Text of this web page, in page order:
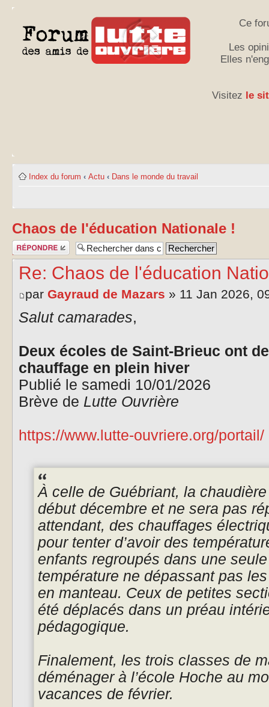
Ce
Les
Elles
Visitez le
Index du forum ‹ Actu ‹ Dans le monde du travail
Chaos de l'éducation Nationale !
Publier une
réponse
Re: Chaos de l'éducation
par Gayraud de Mazars » 11 Jan 2026,
Salut camarades,
Deux écoles de Saint-Brieuc ont
chauffage en plein hiver
Publié le samedi 10/01/2026
Brève de Lutte Ouvrière
https://www.lutte-ouvriere.org/
À celle de Guébriant, la
début décembre et ne sera pas
attendant, des chauffages
pour tenter d’avoir des
enfants regroupés dans une
température ne dépassant pas
en manteau. Ceux de petites
été déplacés dans un préau
pédagogique.
Finalement, les trois classes de
déménager à l’école Hoche au
vacances de février.